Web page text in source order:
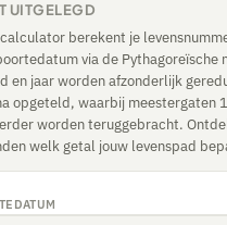
UITGELEGD
berekent je
via de Pythagoreïsche
en jaar worden afzonderlijk
opgeteld, waarbij meestergaten
worden teruggebracht.
welk getal jouw levenspad